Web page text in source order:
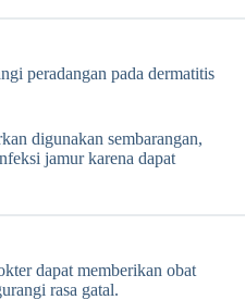
peradangan pada dermatitis
digunakan sembarangan,
jamur karena dapat
dapat memberikan obat
rasa gatal.